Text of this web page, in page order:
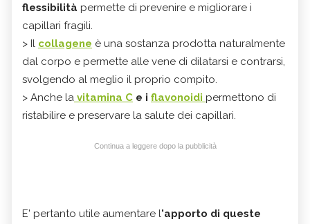
flessibilità permette di prevenire e migliorare i
capillari fragili.
> Il collagene è una sostanza prodotta naturalmente
dal corpo e permette alle vene di dilatarsi e contrarsi,
svolgendo al meglio il proprio compito.
> Anche la vitamina C e i flavonoidi permettono di
ristabilire e preservare la salute dei capillari.
Continua a leggere dopo la pubblicità
E' pertanto utile aumentare l'apporto di queste